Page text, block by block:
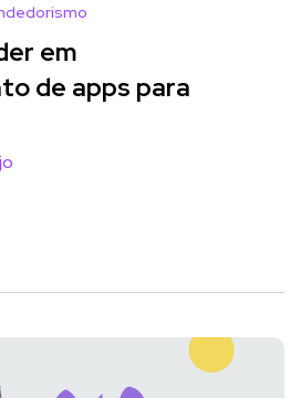
em
de apps para